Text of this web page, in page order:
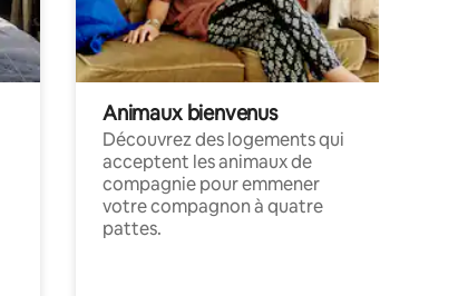
Animaux bienvenus
Découvrez des logements qui
acceptent les animaux de
compagnie pour emmener
votre compagnon à quatre
pattes.